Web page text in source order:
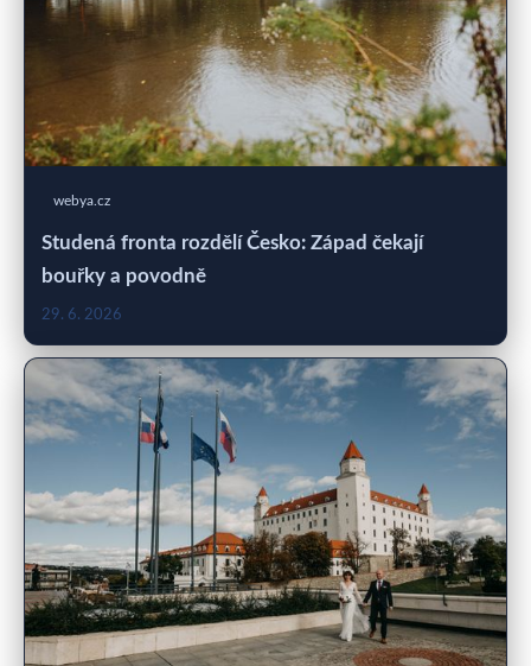
webya.cz
Studená fronta rozdělí Česko: Západ čekají
bouřky a povodně
29. 6. 2026